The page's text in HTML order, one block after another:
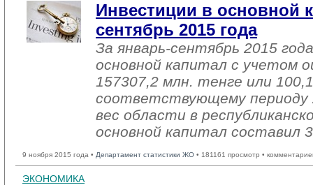
Инвестиции в основной
сентябрь 2015 года
За январь-сентябрь 2015
основной капитал с учетом
157307,2 млн. тенге или
соответствующему периоду
вес области в
основной капитал составил
9 ноября 2015 года • Департамент статистики ЖО • 181161 просмотр •
ЭКОНОМИКА